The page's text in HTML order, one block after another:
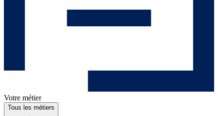
Votre métier
Tous les métiers